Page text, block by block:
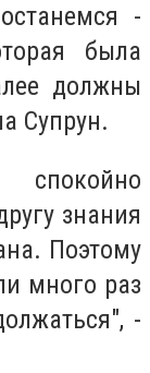
-
была
должны
Супрун.
знания
Поэтому
много раз
-